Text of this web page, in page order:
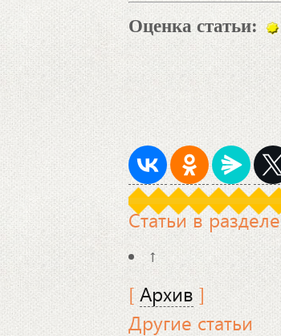
Оценка статьи:
Статьи в разделе
↑
[Архив ]
Другие статьи